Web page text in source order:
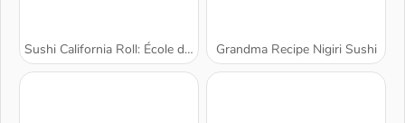
Sushi California Roll: École de cuisine de Sara Grandma Recipe Nigiri Sushi